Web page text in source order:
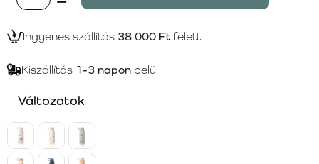
Ingyenes szállítás 38 000 Ft felett
Kiszállítás 1-3 napon belül
Változatok